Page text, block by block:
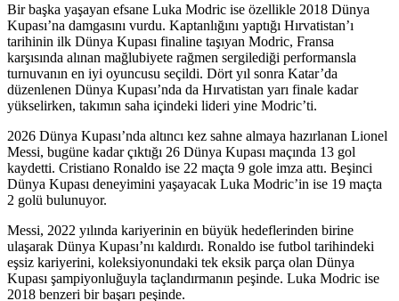
Bir başka yaşayan efsane Luka Modric ise özellikle 2018 Dünya
Kupası’na damgasını vurdu. Kaptanlığını yaptığı Hırvatistan’ı
tarihinin ilk Dünya Kupası finaline taşıyan Modric, Fransa
karşısında alınan mağlubiyete rağmen sergilediği performansla
turnuvanın en iyi oyuncusu seçildi. Dört yıl sonra Katar’da
düzenlenen Dünya Kupası’nda da Hırvatistan yarı finale kadar
yükselirken, takımın saha içindeki lideri yine Modric’ti.
2026 Dünya Kupası’nda altıncı kez sahne almaya hazırlanan Lionel
Messi, bugüne kadar çıktığı 26 Dünya Kupası maçında 13 gol
kaydetti. Cristiano Ronaldo ise 22 maçta 9 gole imza attı. Beşinci
Dünya Kupası deneyimini yaşayacak Luka Modric’in ise 19 maçta
2 golü bulunuyor.
Messi, 2022 yılında kariyerinin en büyük hedeflerinden birine
ulaşarak Dünya Kupası’nı kaldırdı. Ronaldo ise futbol tarihindeki
eşsiz kariyerini, koleksiyonundaki tek eksik parça olan Dünya
Kupası şampiyonluğuyla taçlandırmanın peşinde. Luka Modric ise
2018 benzeri bir başarı peşinde.